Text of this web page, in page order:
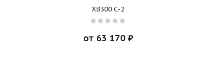
XB300 C-2
от 63 170₽